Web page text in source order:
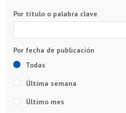
Por título o palabra clave
Todas
Última semana
Último mes